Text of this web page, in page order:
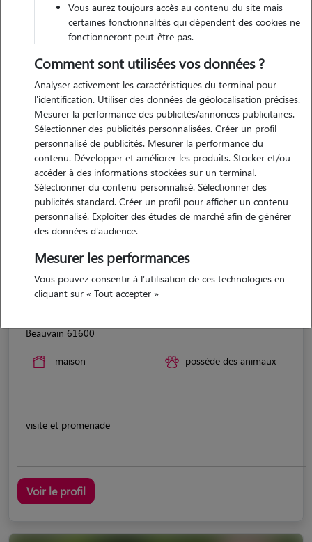
Nos promeneurs et familles d'accueil
à La Ferté Macé (61600)
Beauvain 61600
maison possède des animaux
visite et promenade
Voir le profil
Vous aurez toujours accès au contenu du site mais
certaines fonctionnalités qui dépendent des cookies ne
fonctionneront peut-être pas.
Comment sont utilisées vos données ?
Analyser activement les caractéristiques du terminal pour
l'identification. Utiliser des données de géolocalisation précises.
Mesurer la performance des publicités/annonces publicitaires.
Sélectionner des publicités personnalisées. Créer un profil
personnalisé de publicités. Mesurer la performance du
contenu. Développer et améliorer les produits. Stocker et/ou
accéder à des informations stockées sur un terminal.
Sélectionner du contenu personnalisé. Sélectionner des
publicités standard. Créer un profil pour afficher un contenu
personnalisé. Exploiter des études de marché afin de générer
des données d'audience.
Mesurer les performances
Vous pouvez consentir à l'utilisation de ces technologies en
cliquant sur « Tout accepter »